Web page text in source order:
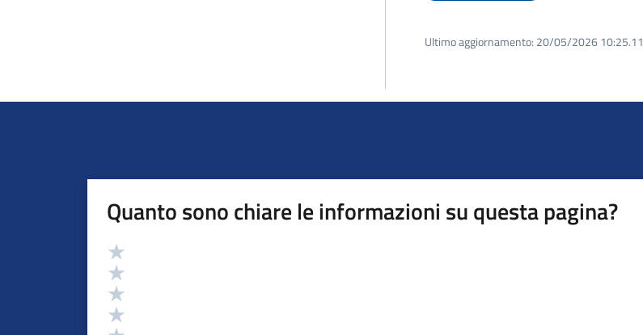
Ultimo aggiornamento: 20/05/2026 10:25.11
Quanto sono chiare le informazioni su questa pagina?
Valutazione